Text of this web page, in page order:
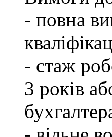
- повна
- стаж
3 років